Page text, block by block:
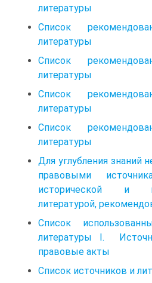
литературы
Список
литературы
Список
литературы
Список
литературы
Список
литературы
Для углубления знаний
правовыми
исторической и
литературой,
Список
литературы I.
правовые акты
Список источников и